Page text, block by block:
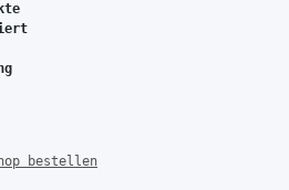
bestellen